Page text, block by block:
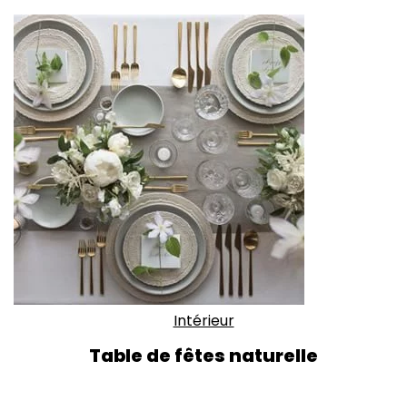
Intérieur
Table de fêtes naturelle